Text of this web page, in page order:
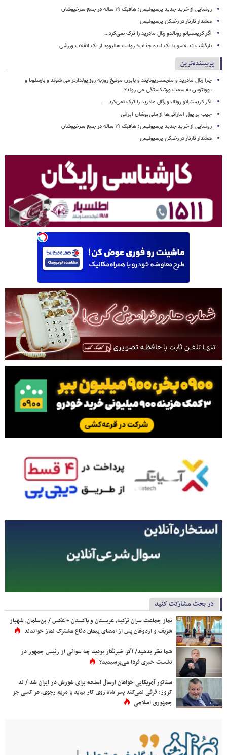
رونمایی از خرید جدید پرسپولیس؛ هافبک ۱۹ ساله در جمع سرخپوشان
هشدار تارتار در رختکن پرسپولیس
اگر کریستیانو رونالدو رئال مادرید را ترک نمی‌کرد...
بازگشت تد لاسو با یک ایده جذاب؛ روایت هالیوود از یک انقلاب ورزشی
پربیننده‌ترین
چرا رئال مادرید و منچستریونایتد و بایرن مونیخ روزبه روز پولدارتر می شوند و بارسلونا و
یوونتوس به سمت ورشکستگی می روند؟
اگر کریستیانو رونالدو رئال مادرید را ترک نمی‌کرد...
جیب پر پول اماراتی‌ها از ملی‌پوشان ایرانی
رونمایی از خرید جدید پرسپولیس؛ هافبک ۱۹ ساله در جمع سرخپوشان
هشدار تارتار در رختکن پرسپولیس
در بحث مشارکت کنید
نماز جماعت سران ترکیه، عربستان و پاکستان + عکس / بن‌سلمان، شهباز
شریف و اردوغان پس از امضای پیمان دفاع مشترک نماز خواندند
شما نظر بدهید/ اگر خبرنگار بودید چه سوالی از رئیس جمهور در
نشست خبری فردا می‌پرسیدید؟
سناتور آمریکایی خواهان ارسال اسلحه برای شورش در ایران شد / تد
کروز: فرقی نمی‌کند پسر شاه روی کار بیاید یا مریم رجوی، هر کسی جز
جمهوری اسلامی